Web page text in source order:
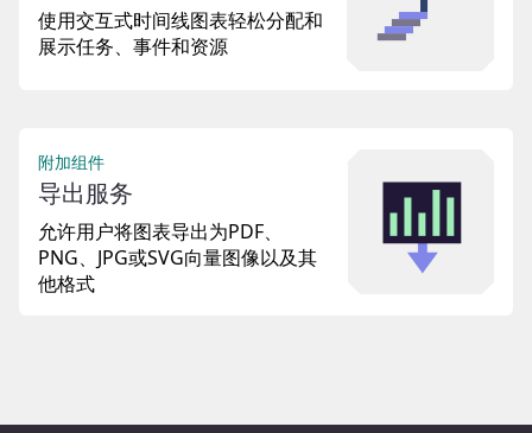
使用交互式时间线图表轻松分配和
展示任务、事件和资源
附加组件
导出服务
允许用户将图表导出为PDF、
PNG、JPG或SVG向量图像以及其
他格式